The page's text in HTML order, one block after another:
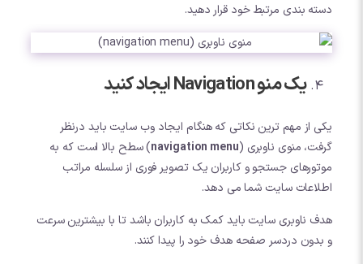
دسته بندی مرتبط خود قرار دهید.
یک منو Navigation ایجاد کنید
یکی از مهم ترین نکاتی که هنگام ایجاد وب سایت باید درنظر
گرفت، منوی ناوبری (navigation menu) سطح بالا است که به
موتورهای جستجو و کاربران یک تصویر فوری از سلسله مراتب
اطلاعات سایت شما می دهد.
هدف ناوبری سایت باید کمک به کاربران باشد تا با بیشترین سرعت
و بدون دردسر صفحه هدف خود را پیدا کنند.